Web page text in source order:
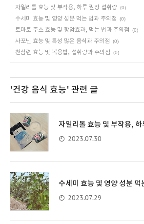
자일리톨 효능 및 부작용, 하루 권장 섭취량 (0)
수세미 효능 및 영양 성분 먹는 법과 주의점
(0)
토마토 주스 효능 및 항암효과, 먹는 법과 주의점
(0)
사포닌 효능 및 특성 많은 음식과 주의점
(0)
천심련 효능 및 복용법, 섭취량과 주의점
(0)
'건강 음식 효능' 관련 글
자일리톨 효능 및 부작용,
2023.07.30
수세미 효능 및 영양 성분 먹
2023.07.29